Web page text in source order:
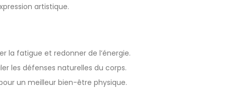
artistique.
la fatigue et redonner de l’énergie.
les défenses naturelles du corps.
un meilleur bien-être physique.